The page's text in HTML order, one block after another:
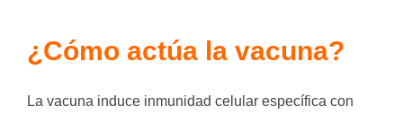
¿Cómo actúa la vacuna?
La vacuna induce inmunidad celular específica con